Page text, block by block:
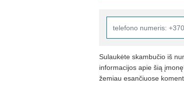
Sulaukėte skambučio iš
informacijos apie šią
žemiau esančiuose